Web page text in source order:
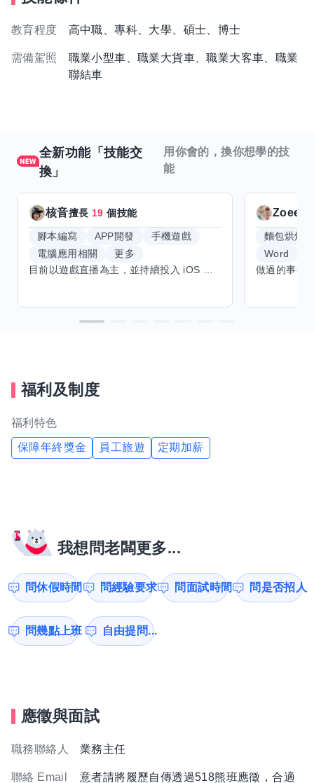
教育程度 高中職、專科、大學、碩士、博士
需備駕照
職業小型車、職業大貨車、職業大客車、職業
聯結車
全新功能「技能交
換」
用你會的，換你想學的技
能
核音擅長 19 個技能
腳本編寫 APP開發
手機遊戲
電腦應用相關
更多
Zoeey
麵包烘焙
Word
福利及制度
福利特色
保障年終獎金 員工旅遊 定期加薪
我想問老闆更多...
問休假時間 問經驗要求 問面試時間 問是否招人
問幾點上班 自由提問...
應徵與面試
職務聯絡人 業務主任
聯絡 Email 意者請將履歷自傳透過518熊班應徵，合適